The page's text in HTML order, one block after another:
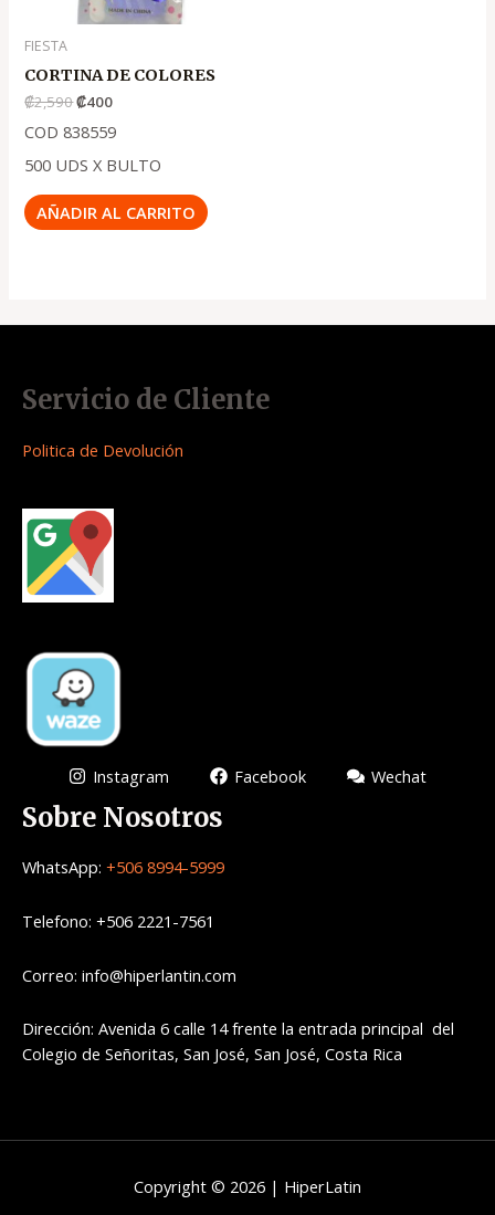
FIESTA
CORTINA DE COLORES
₡2,590₡400
COD 838559
500 UDS X BULTO
AÑADIR AL CARRITO
Servicio de Cliente
Politica de Devolución
Instagram Facebook Wechat
Sobre Nosotros
WhatsApp: +506 8994-5999
Telefono: +506 2221-7561
Correo: info@hiperlantin.com
Dirección: Avenida 6 calle 14 frente la entrada principal del
Colegio de Señoritas, San José, San José, Costa Rica
Copyright © 2026 | HiperLatin